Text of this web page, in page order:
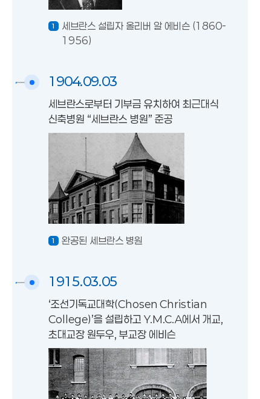
세브란스 설립자 올리버 알 에비슨 (1860-
1956)
1904.09.03
세브란스로부터 기부금 유치하여 최근대식
신축병원 “세브란스 병원” 준공
완공된 세브란스 병원
1915.03.05
‘조선기독교대학(Chosen Christian
College)’을 설립하고 Y.M.C.A에서 개교,
초대교장 원두우, 부교장 에비슨